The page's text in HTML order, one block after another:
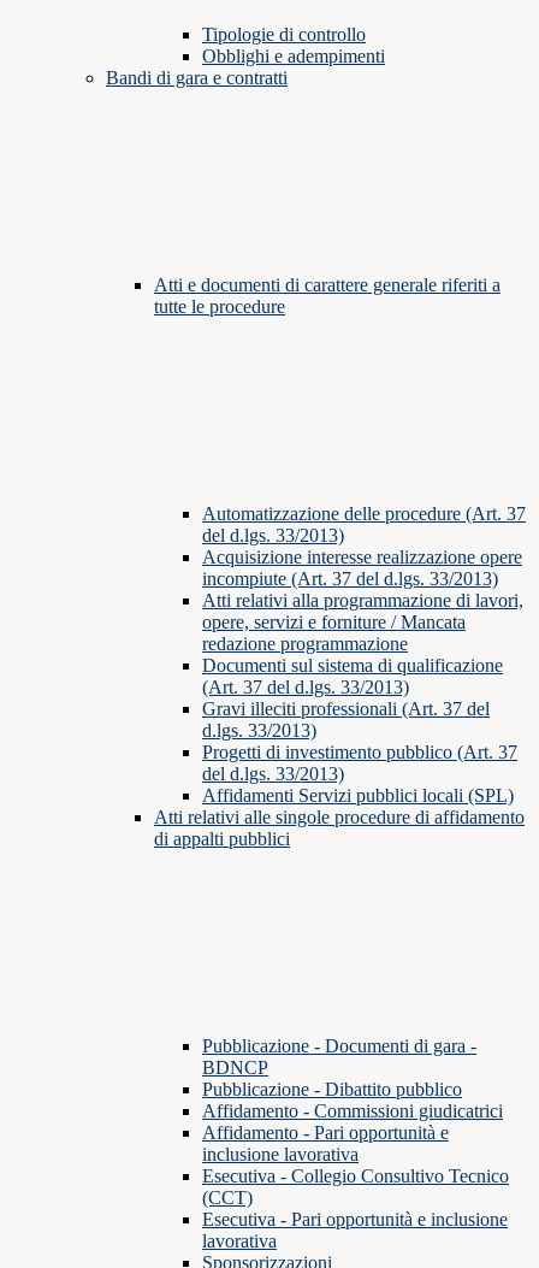
Tipologie di controllo
Obblighi e adempimenti
Bandi di gara e contratti
Atti e documenti di carattere generale riferiti a
tutte le procedure
Automatizzazione delle procedure (Art. 37
del d.lgs. 33/2013)
Acquisizione interesse realizzazione opere
incompiute (Art. 37 del d.lgs. 33/2013)
Atti relativi alla programmazione di lavori,
opere, servizi e forniture / Mancata
redazione programmazione
Documenti sul sistema di qualificazione
(Art. 37 del d.lgs. 33/2013)
Gravi illeciti professionali (Art. 37 del
d.lgs. 33/2013)
Progetti di investimento pubblico (Art. 37
del d.lgs. 33/2013)
Affidamenti Servizi pubblici locali (SPL)
Atti relativi alle singole procedure di affidamento
di appalti pubblici
Pubblicazione - Documenti di gara -
BDNCP
Pubblicazione - Dibattito pubblico
Affidamento - Commissioni giudicatrici
Affidamento - Pari opportunità e
inclusione lavorativa
Esecutiva - Collegio Consultivo Tecnico
(CCT)
Esecutiva - Pari opportunità e inclusione
lavorativa
Sponsorizzazioni